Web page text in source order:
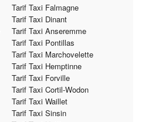
Tarif Taxi Falmagne
Tarif Taxi Dinant
Tarif Taxi Anseremme
Tarif Taxi Pontillas
Tarif Taxi Marchovelette
Tarif Taxi Hemptinne
Tarif Taxi Forville
Tarif Taxi Cortil-Wodon
Tarif Taxi Waillet
Tarif Taxi Sinsin